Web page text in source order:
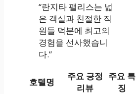
“란지타 팰리스는 넓
은 객실과 친절한 직
원들 덕분에 최고의
경험을 선사했습니
다.”
호텔명
주요 긍정
리뷰
주요 특
징